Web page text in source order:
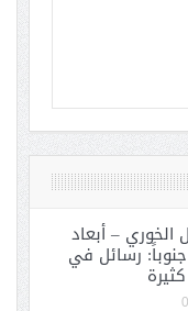
الخوري – أبعاد
رسائل في